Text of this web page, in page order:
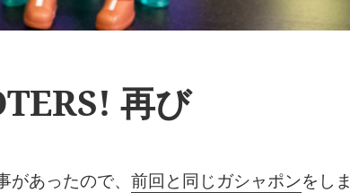
再び
があったので、前回と同じガシャポンをしま